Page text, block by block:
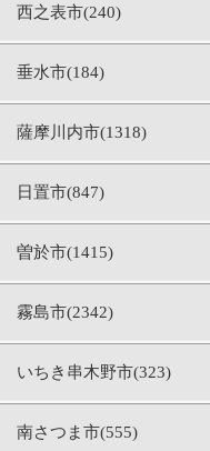
西之表市(240)
垂水市(184)
薩摩川内市(1318)
日置市(847)
曽於市(1415)
霧島市(2342)
いちき串木野市(323)
南さつま市(555)